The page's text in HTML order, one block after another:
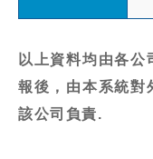
以上資料均由各公
報後，由本系統對
該公司負責.